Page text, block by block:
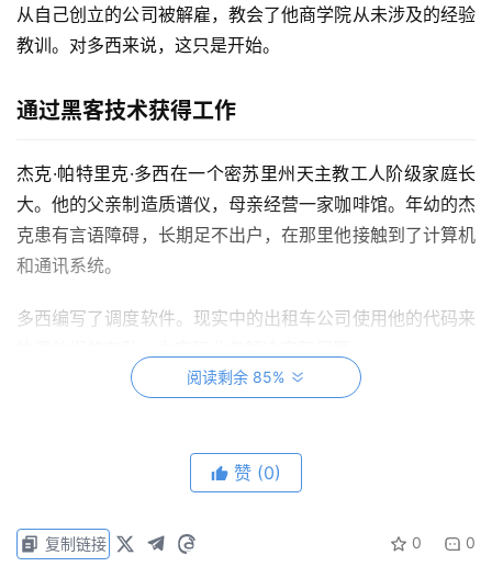
从自己创立的公司被解雇，教会了他商学院从未涉及的经验
教训。对多西来说，这只是开始。
通过黑客技术获得工作
杰克·帕特里克·多西在一个密苏里州天主教工人阶级家庭长
大。他的父亲制造质谱仪，母亲经营一家咖啡馆。年幼的杰
克患有言语障碍，长期足不出户，在那里他接触到了计算机
和通讯系统。
多西编写了调度软件。现实中的出租车公司使用他的代码来
阅读剩余 85%
赞 (0)
0 0
复制链接